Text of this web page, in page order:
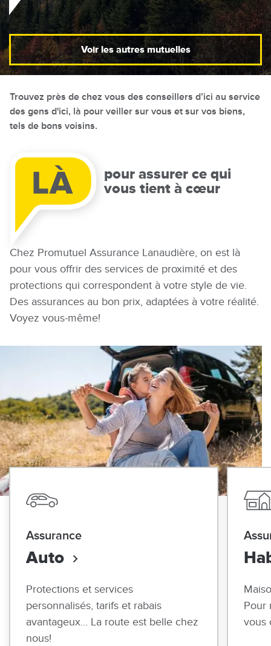
Voir les autres mutuelles
Trouvez près de chez vous des conseillers d’ici au service
des gens d'ici, là pour veiller sur vous et sur vos biens,
tels de bons voisins.
pour assurer ce qui
vous tient à cœur
Chez Promutuel Assurance Lanaudière, on est là
pour vous offrir des services de proximité et des
protections qui correspondent à votre style de vie.
Des assurances au bon prix, adaptées à votre réalité.
Voyez vous-même!
Assurance
Auto
Protections et services
personnalisés, tarifs et rabais
avantageux… La route est belle chez
nous!
Pour
vous